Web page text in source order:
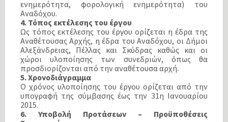
ενημερότητα, φορολογική ενημερότητα) του
Αναδόχου.
4. Τόπος εκτέλεσης του έργου
Ως τόπος εκτέλεσης του έργου ορίζεται η έδρα της
Αναθέτουσας Αρχής, η έδρα του Αναδόχου, οι Δήμοι
Αλεξάνδρειας, Πέλλας και Σκύδρας καθώς και οι
χώροι υλοποίησης των συνεδριών, όπως θα
προσδιορίζονται από την αναθέτουσα αρχή.
5. Χρονοδιάγραμμα
Ο χρόνος υλοποίησης του έργου ορίζεται από την
υπογραφή της σύμβασης έως την 31η Ιανουαρίου
2015.
6. Υποβολή Προτάσεων – Προϋποθέσεις